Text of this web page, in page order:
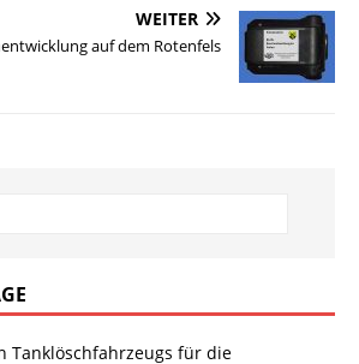
WEITER
auf dem Rotenfels
Tanklöschfahrzeugs für die